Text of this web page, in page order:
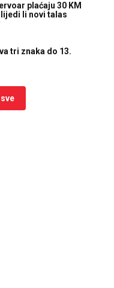
plaćaju 30 KM
li novi talas
tri znaka do 13.